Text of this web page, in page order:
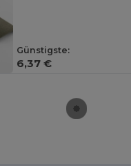
Günstigste:
6,37 €